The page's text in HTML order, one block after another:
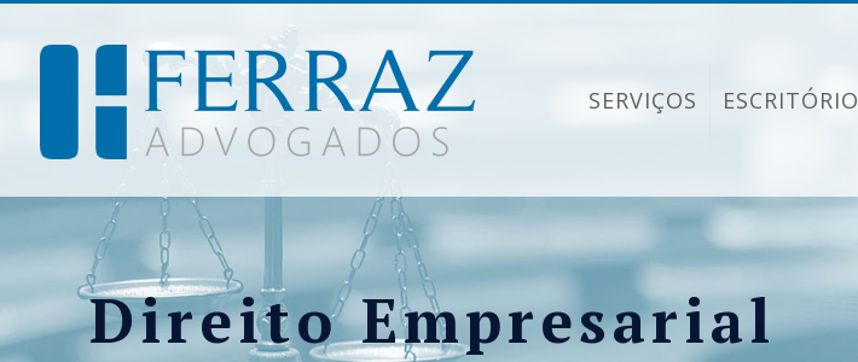
SERVIÇOS ESCRITÓRIO
Direito Empresarial